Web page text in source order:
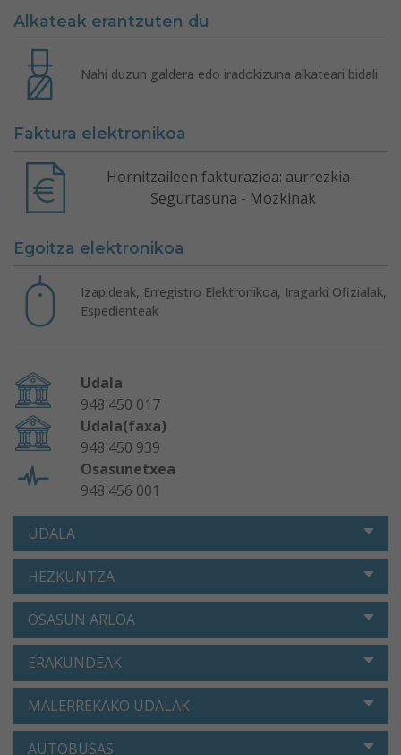
Alkateak erantzuten du
Nahi duzun galdera edo iradokizuna alkateari bidali
Faktura elektronikoa
Hornitzaileen fakturazioa: aurrezkia -
Segurtasuna - Mozkinak
Egoitza elektronikoa
Izapideak, Erregistro Elektronikoa, Iragarki Ofizialak,
Espedienteak
Udala
948 450 017
Udala(faxa)
948 450 939
Osasunetxea
948 456 001
UDALA
HEZKUNTZA
OSASUN ARLOA
ERAKUNDEAK
MALERREKAKO UDALAK
AUTOBUSAS